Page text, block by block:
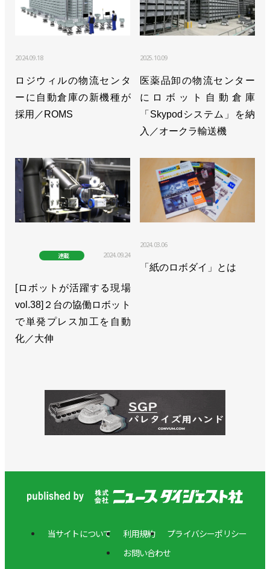
2024.09.18
ロジウィルの物流センタ
ーに自動倉庫の新機種が
採用／ROMS
2025.10.09
医薬品卸の物流センター
にロボット自動倉庫
「Skypodシステム」を納
入／オークラ輸送機
連載 2024.09.24
[ロボットが活躍する現場
vol.38]２台の協働ロボット
で単発プレス加工を自動
化／大伸
2024.03.06
「紙のロボダイ」とは
当サイトについて 利用規約
プライバシーポリシー
お問い合わせ